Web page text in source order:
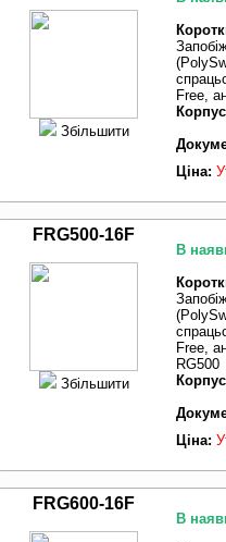
Збільшити
Free,
Ціна:
FRG500-16F
Збільшити
В
Free,
RG500
Ціна:
FRG600-16F
В